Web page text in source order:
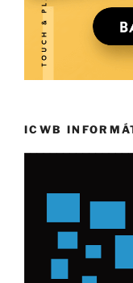
ICWB